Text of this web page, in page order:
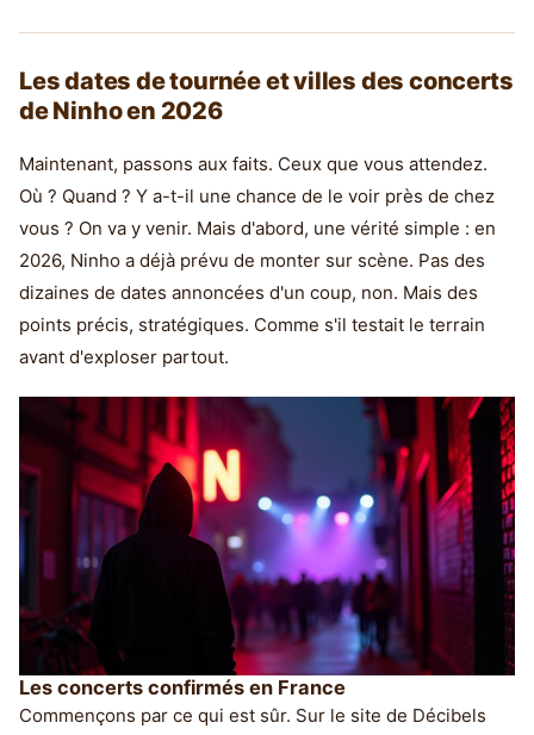
Les dates de tournée et villes des concerts
de Ninho en 2026
Maintenant, passons aux faits. Ceux que vous attendez.
Où ? Quand ? Y a-t-il une chance de le voir près de chez
vous ? On va y venir. Mais d'abord, une vérité simple : en
2026, Ninho a déjà prévu de monter sur scène. Pas des
dizaines de dates annoncées d'un coup, non. Mais des
points précis, stratégiques. Comme s'il testait le terrain
avant d'exploser partout.
Les concerts confirmés en France
Commençons par ce qui est sûr. Sur le site de Décibels